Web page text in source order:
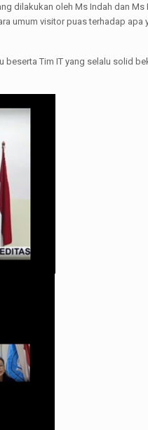
dilakukan oleh Ms Indah dan Ms
umum visitor puas terhadap
Tim IT yang selalu solid